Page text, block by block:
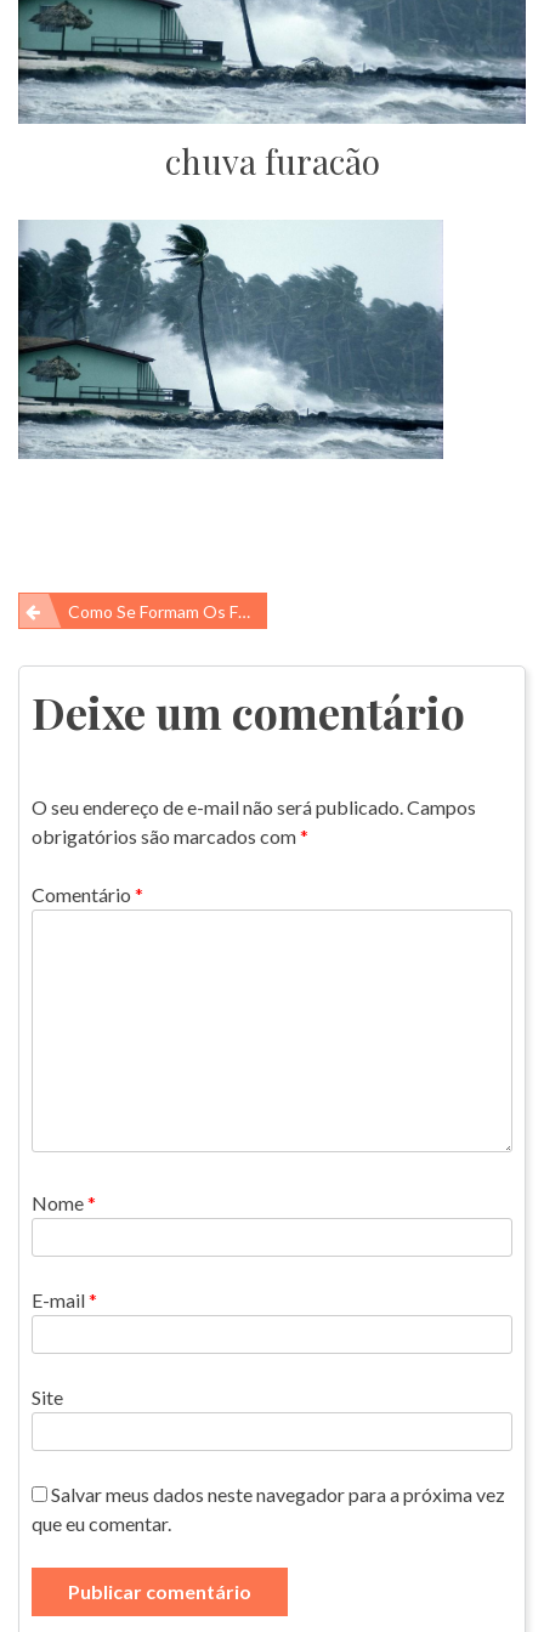
chuva furacão
Navegação
de
Post
Como Se Formam Os Furacões?
Deixe um comentário
O seu endereço de e-mail não será publicado.Campos
obrigatórios são marcados com*
Comentário *
Nome*
E-mail*
Site
Salvar meus dados neste navegador para a próxima vez
que eu comentar.